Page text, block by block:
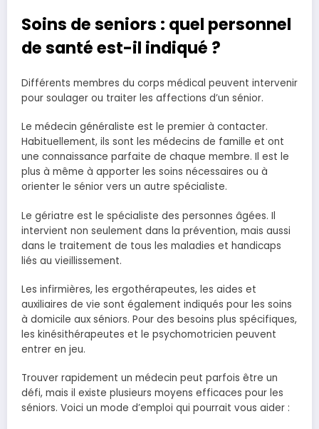
Soins de seniors : quel personnel
de santé est-il indiqué ?
Différents membres du corps médical peuvent intervenir
pour soulager ou traiter les affections d’un sénior.
Le médecin généraliste est le premier à contacter.
Habituellement, ils sont les médecins de famille et ont
une connaissance parfaite de chaque membre. Il est le
plus à même à apporter les soins nécessaires ou à
orienter le sénior vers un autre spécialiste.
Le gériatre est le spécialiste des personnes âgées. Il
intervient non seulement dans la prévention, mais aussi
dans le traitement de tous les maladies et handicaps
liés au vieillissement.
Les infirmières, les ergothérapeutes, les aides et
auxiliaires de vie sont également indiqués pour les soins
à domicile aux séniors. Pour des besoins plus spécifiques,
les kinésithérapeutes et le psychomotricien peuvent
entrer en jeu.
Trouver rapidement un médecin peut parfois être un
défi, mais il existe plusieurs moyens efficaces pour les
séniors. Voici un mode d’emploi qui pourrait vous aider :